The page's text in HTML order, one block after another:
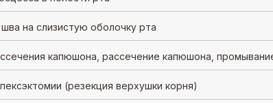
на слизистую оболочку рта
капюшона, рассечение капюшона,
(резекция верхушки корня)